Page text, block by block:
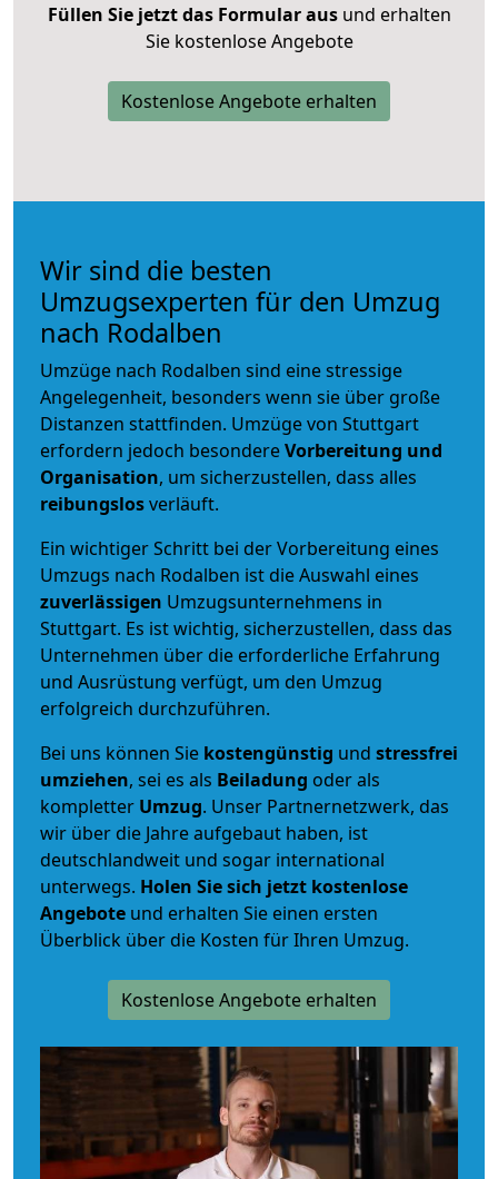
Füllen Sie jetzt das Formular ausund erhalten
Sie kostenlose Angebote
Kostenlose Angebote erhalten
Wir sind die besten
Umzugsexperten für den Umzug
nach Rodalben
Umzüge nach Rodalben sind eine stressige
Angelegenheit, besonders wenn sie über große
Distanzen stattfinden. Umzüge von Stuttgart
erfordern jedoch besondereVorbereitung und
Organisation, um sicherzustellen, dass alles
reibungslosverläuft.
Ein wichtiger Schritt bei der Vorbereitung eines
Umzugs nach Rodalben ist die Auswahl eines
zuverlässigen Umzugsunternehmens in
Stuttgart. Es ist wichtig, sicherzustellen, dass das
Unternehmen über die erforderliche Erfahrung
und Ausrüstung verfügt, um den Umzug
erfolgreich durchzuführen.
Bei uns können Sie kostengünstig und stressfrei
umziehen, sei es als Beiladung oder als
kompletter Umzug. Unser Partnernetzwerk, das
wir über die Jahre aufgebaut haben, ist
deutschlandweit und sogar international
unterwegs. Holen Sie sich jetzt kostenlose
Angebote und erhalten Sie einen ersten
Überblick über die Kosten für Ihren Umzug.
Kostenlose Angebote erhalten